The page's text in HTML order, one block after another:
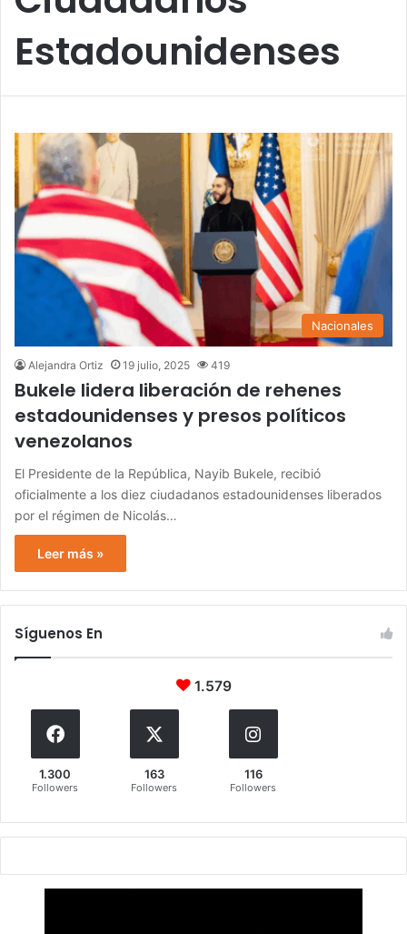
Estadounidenses
Nacionales
Alejandra Ortiz 19 julio, 2025 419
Bukele lidera liberación de rehenes
estadounidenses y presos políticos
venezolanos
El Presidente de la República, Nayib Bukele, recibió
oficialmente a los diez ciudadanos estadounidenses liberados
por el régimen de Nicolás…
Leer más »
Síguenos En
1.579
1.300
Followers
163
Followers
116
Followers